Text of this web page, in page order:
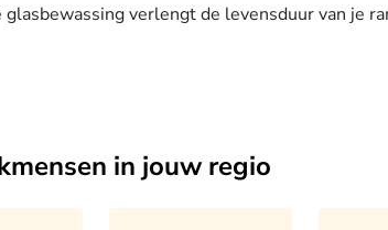
glasbewassing verlengt de levensduur van je
in jouw regio